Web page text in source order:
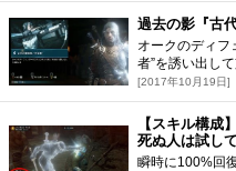
過去の影『古
オークのディフ
者”を誘い出して
[2017年10月19日]
【スキル構成
死ぬ人は試し
瞬時に100%回